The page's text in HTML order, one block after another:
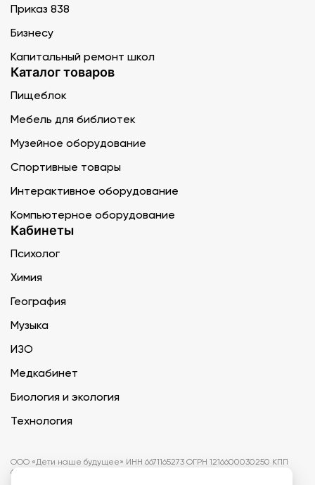
Приказ 838
Бизнесу
Капитальный ремонт школ
Каталог товаров
Пищеблок
Мебель для библиотек
Музейное оборудование
Спортивные товары
Интерактивное оборудование
Компьютерное оборудование
Кабинеты
Психолог
Химия
География
Музыка
ИЗО
Медкабинет
Биология и экология
Технология
ООО «Дети наше будущее» ИНН 6671165273 ОГРН 1216600030250 КПП
667101001 БИК 046577674